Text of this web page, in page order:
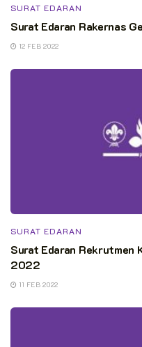
SURAT EDARAN
Surat Edaran Rakernas
12 FEB 2022
SURAT EDARAN
Surat Edaran Rekrutmen
2022
11 FEB 2022